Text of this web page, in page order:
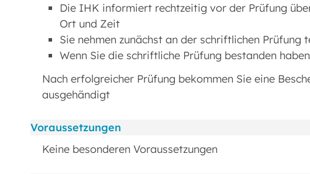
Die IHK informiert rechtzeitig vor der Prüfung
Ort und Zeit
Sie nehmen zunächst an der schriftlichen Prüfung
Wenn Sie die schriftliche Prüfung bestanden
Nach erfolgreicher Prüfung bekommen Sie eine
ausgehändigt
Voraussetzungen
Keine besonderen Voraussetzungen